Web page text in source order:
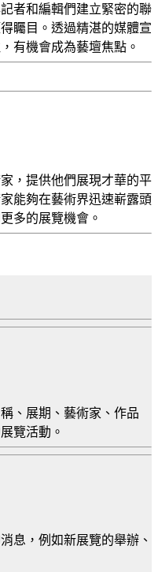
者和編輯們建立緊密的聯
矚目。透過精湛的媒體宣
有機會成為藝壇焦點。
，提供他們展現才華的平
能夠在藝術界迅速嶄露頭
多的展覽機會。
、展期、藝術家、作品
覽活動。
息，例如新展覽的舉辦、